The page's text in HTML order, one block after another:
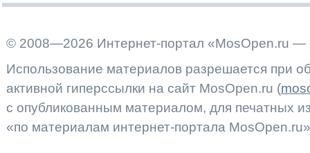
© 2008—2026 Интернет-портал «MosOpen.ru —
Использование материалов разрешается при
активной гиперссылки на сайт MosOpen.ru (
с опубликованным материалом, для печатных
«по материалам интернет-портала